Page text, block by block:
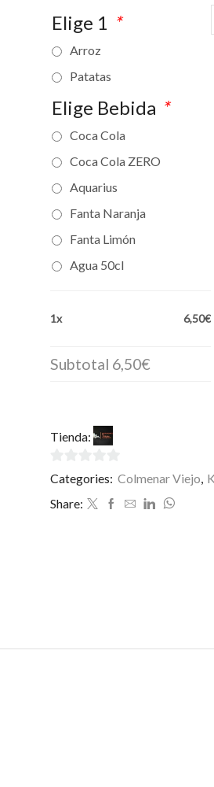
Elige 1 *
Arroz
Patatas
Elige Bebida *
Coca Cola
Coca Cola ZERO
Aquarius
Fanta Naranja
Fanta Limón
Agua 50cl
1x 6,50€
Subtotal 6,50€
Tienda:
0
Categories: Colmenar Viejo,
Share: